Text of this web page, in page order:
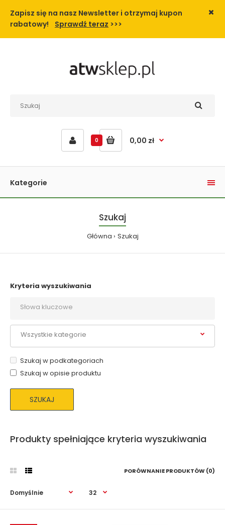
Zapisz się na nasz Newsletter i otrzymaj kupon
rabatowy! Sprawdź teraz >>>
0 0,00 zł
Kategorie
Szukaj
Główna Szukaj
Kryteria wyszukiwania
Szukaj w podkategoriach
Szukaj w opisie produktu
Produkty spełniające kryteria wyszukiwania
PORÓWNANIE PRODUKTÓW (0)